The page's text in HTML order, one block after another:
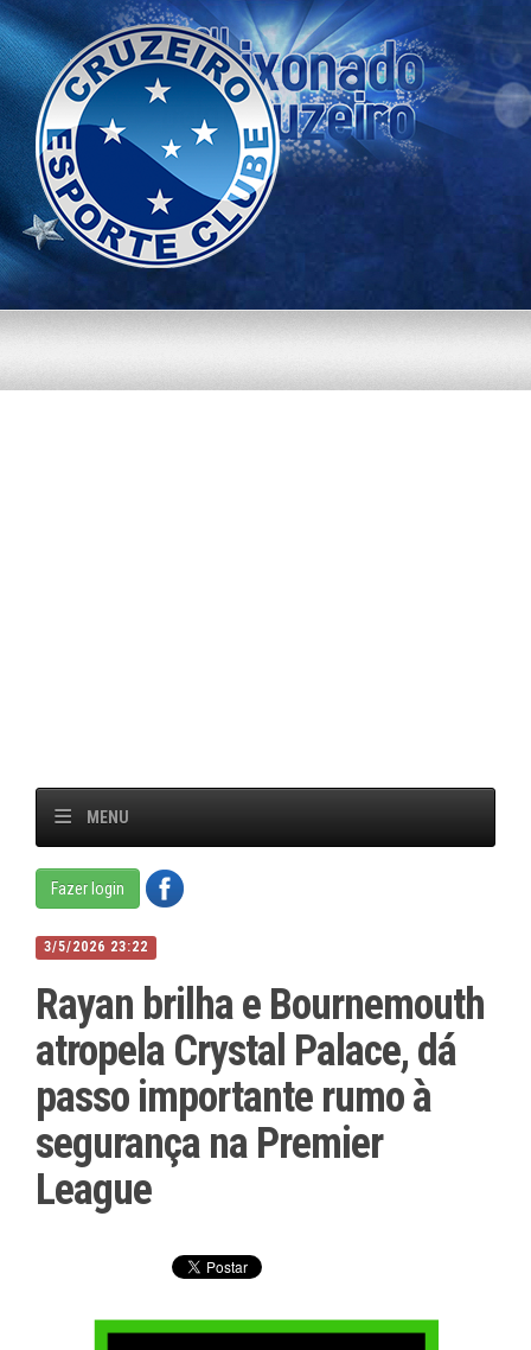
MENU
Fazer login
3/5/2026 23:22
Rayan brilha e Bournemouth
atropela Crystal Palace, dá
passo importante rumo à
segurança na Premier
League